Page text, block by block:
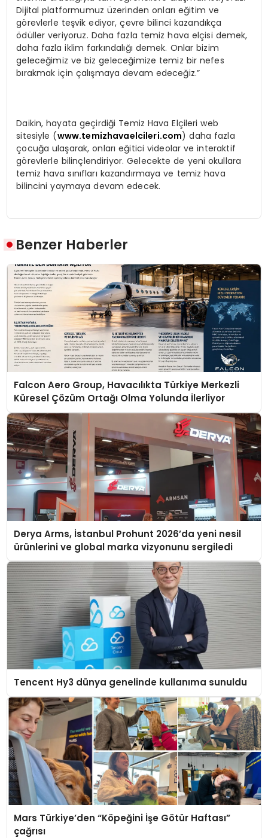
Dijital platformumuz üzerinden onları eğitim ve
görevlerle teşvik ediyor, çevre bilinci kazandıkça
ödüller veriyoruz. Daha fazla temiz hava elçisi demek,
daha fazla iklim farkındalığı demek. Onlar bizim
geleceğimiz ve biz geleceğimize temiz bir nefes
bırakmak için çalışmaya devam edeceğiz.”
Daikin, hayata geçirdiği Temiz Hava Elçileri web
sitesiyle (www.temizhavaelcileri.com) daha fazla
çocuğa ulaşarak, onları eğitici videolar ve interaktif
görevlerle bilinçlendiriyor. Gelecekte de yeni okullara
temiz hava sınıfları kazandırmaya ve temiz hava
bilincini yaymaya devam edecek.
Benzer Haberler
Falcon Aero Group, Havacılıkta Türkiye Merkezli
Küresel Çözüm Ortağı Olma Yolunda İlerliyor
Derya Arms, İstanbul Prohunt 2026’da yeni nesil
ürünlerini ve global marka vizyonunu sergiledi
Tencent Hy3 dünya genelinde kullanıma sunuldu
Mars Türkiye’den “Köpeğini İşe Götür Haftası”
çağrısı